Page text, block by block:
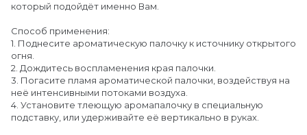
который подойдёт именно Вам.
Способ применения:
1. Поднесите ароматическую палочку к источнику открытого
огня.
2. Дождитесь воспламенения края палочки.
3. Погасите пламя ароматической палочки, воздействуя на
неё интенсивными потоками воздуха.
4. Установите тлеющую аромапалочку в специальную
подставку, или удерживайте её вертикально в руках.